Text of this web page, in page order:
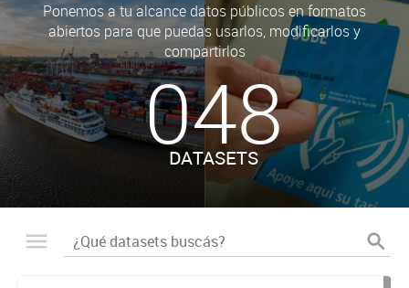
Ponemos a tu alcance datos públicos en formatos
abiertos para que puedas usarlos, modificarlos y
compartirlos
048
DATASETS